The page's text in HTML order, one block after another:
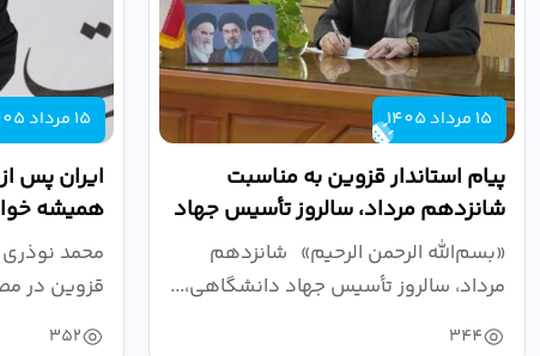
15 مرداد 1405
پیام استاندار قزوین به مناسبت
شانزدهم مرداد، سالروز تأسیس جهاد
دانشگاهی
«بسم‌الله الرحمن الرحیم» شانزدهم
مرداد، سالروز تأسیس جهاد دانشگاهی،...
344
15 مرداد 1405
ایران پس
همیشه
نبرد
محمد نوذری
قزوین در
خون‌خواهی...
352